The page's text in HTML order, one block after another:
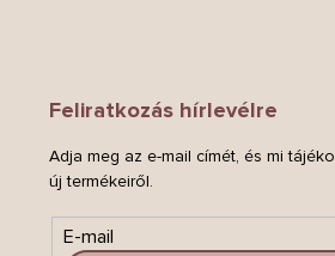
Feliratkozás hírlevélre
Adja meg az e-mail címét, és mi
új termékeiről.
E-mail